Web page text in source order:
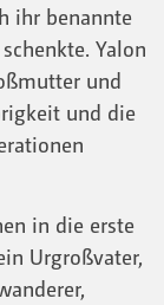
ihr benannte
Yalon
und
und die
in die erste
Urgroßvater,